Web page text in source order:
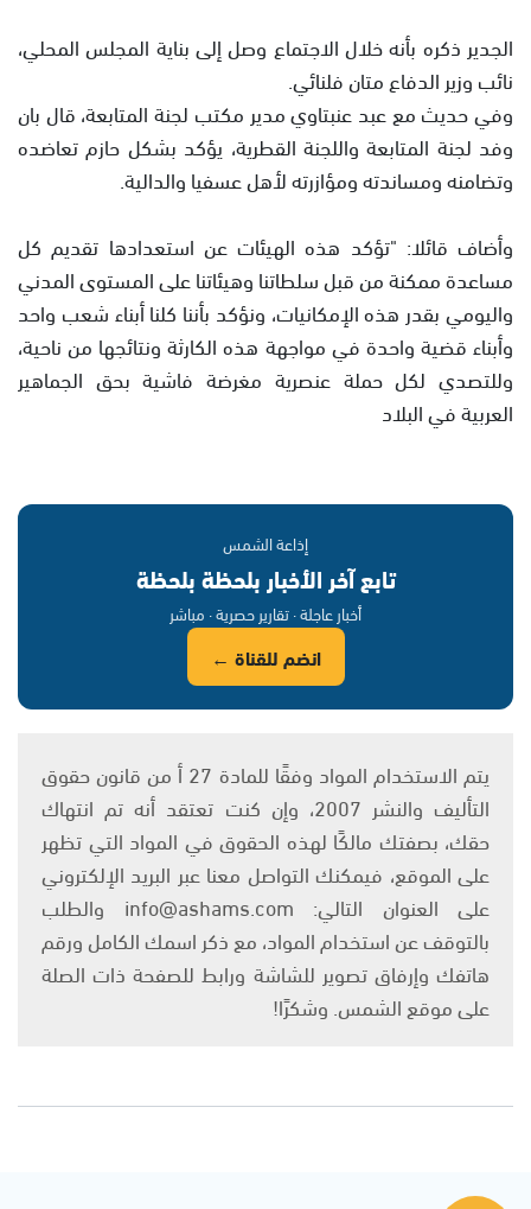
الجدير ذكره بأنه خلال الاجتماع وصل إلى بناية المجلس المحلي،
نائب وزير الدفاع متان فلنائي.
وفي حديث مع عبد عنبتاوي مدير مكتب لجنة المتابعة، قال بان
وفد لجنة المتابعة واللجنة القطرية، يؤكد بشكل حازم تعاضده
وتضامنه ومساندته ومؤازرته لأهل عسفيا والدالية.
وأضاف قائلا: "تؤكد هذه الهيئات عن استعدادها تقديم كل
مساعدة ممكنة من قبل سلطاتنا وهيئاتنا على المستوى المدني
واليومي بقدر هذه الإمكانيات، ونؤكد بأننا كلنا أبناء شعب واحد
وأبناء قضية واحدة في مواجهة هذه الكارثة ونتائجها من ناحية،
وللتصدي لكل حملة عنصرية مغرضة فاشية بحق الجماهير
العربية في البلاد
إذاعة الشمس
تابع آخر الأخبار بلحظة بلحظة
أخبار عاجلة · تقارير حصرية · مباشر
انضم للقناة ←
يتم الاستخدام المواد وفقًا للمادة 27 أ من قانون حقوق
التأليف والنشر 2007، وإن كنت تعتقد أنه تم انتهاك
حقك، بصفتك مالكًا لهذه الحقوق في المواد التي تظهر
على الموقع، فيمكنك التواصل معنا عبر البريد الإلكتروني
على العنوان التالي: info@ashams.com والطلب
بالتوقف عن استخدام المواد، مع ذكر اسمك الكامل ورقم
هاتفك وإرفاق تصوير للشاشة ورابط للصفحة ذات الصلة
على موقع الشمس. وشكرًا!